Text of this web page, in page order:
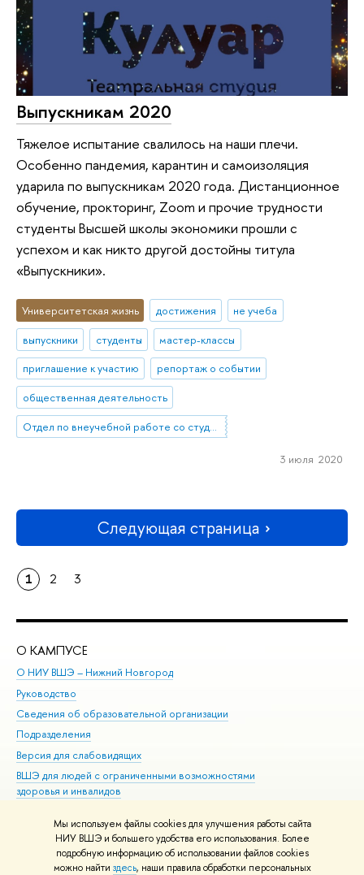
Мы используем файлы cookies для улучшения работы сайта
НИУ ВШЭ и большего удобства его использования. Более
подробную информацию об использовании файлов cookies
можно найти здесь, наши правила обработки персональных
Выпускникам 2020
Тяжелое испытание свалилось на наши плечи.
Особенно пандемия, карантин и самоизоляция
ударила по выпускникам 2020 года. Дистанционное
обучение, прокторинг, Zoom и прочие трудности
студенты Высшей школы экономики прошли с
успехом и как никто другой достойны титула
«Выпускники».
Университетская жизнь достижения
не учеба
выпускники
студенты
мастер-классы
приглашение к участию
репортаж о событии
общественная деятельность
Отдел по внеучебной работе со студентами (Нижний Новгород)
3 июля 2020
Следующая страница
1 2 3
О КАМПУСЕ
О НИУ ВШЭ – Нижний Новгород
Руководство
Сведения об образовательной организации
Подразделения
Версия для слабовидящих
ВШЭ для людей с ограниченными возможностями
здоровья и инвалидов